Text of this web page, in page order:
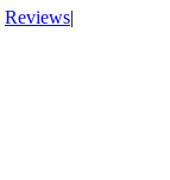
Reviews|